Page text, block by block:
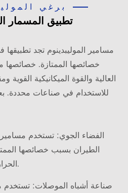
برغي
تطبيق المسمار
مسامير الموليبدينوم تجد
خصائصها الممتازة. خصائصها
العالية والقوة الميكانيكية القوية
للاستخدام في صناعات محددة.
الفضاء الجوي: تستخدم
الطيران بسبب خصائصها
الحرارة العالية وخفيفة الوزن.
صناعة أشباه الموصلات: تستخدم